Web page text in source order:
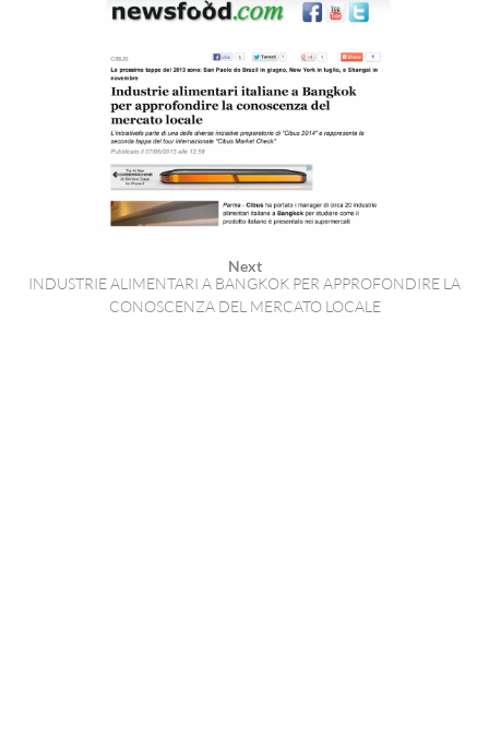
Next
INDUSTRIE ALIMENTARI A BANGKOK PER APPROFONDIRE LA
CONOSCENZA DEL MERCATO LOCALE